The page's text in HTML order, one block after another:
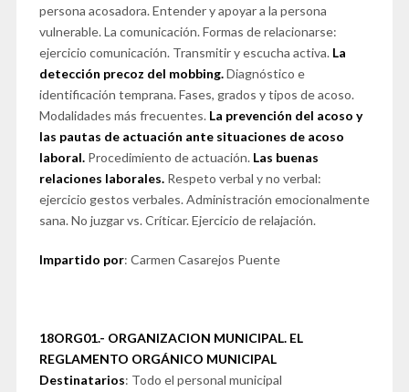
persona acosadora. Entender y apoyar a la persona
vulnerable. La comunicación. Formas de relacionarse:
ejercicio comunicación. Transmitir y escucha activa. La
detección precoz del mobbing.Diagnóstico e
identificación temprana. Fases, grados y tipos de acoso.
Modalidades más frecuentes. La prevención del acoso y
las pautas de actuación ante situaciones de acoso
laboral.Procedimiento de actuación. Las buenas
relaciones laborales. Respeto verbal y no verbal:
ejercicio gestos verbales. Administración emocionalmente
sana. No juzgar vs. Críticar. Ejercicio de relajación.
Impartido por: Carmen Casarejos Puente
18ORG01.- ORGANIZACION MUNICIPAL. EL
REGLAMENTO ORGÁNICO MUNICIPAL
Destinatarios: Todo el personal municipal